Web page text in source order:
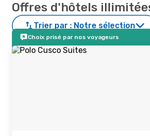
Offres d'hôtels
Trier par : Notre sélection
Choix prisé par nos voyageurs